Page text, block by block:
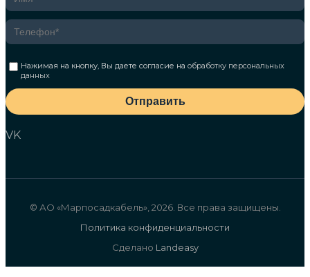
Нажимая на кнопку, Вы даете согласие наобработку персональных
данных
Отправить
VK
© АО «Марпосадкабель», 2026. Все права защищены.
Политика конфиденциальности
Сделано Landeasy